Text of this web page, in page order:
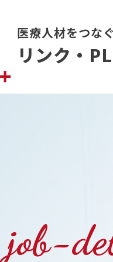
医療人材をつなぐ
リンク・
job-